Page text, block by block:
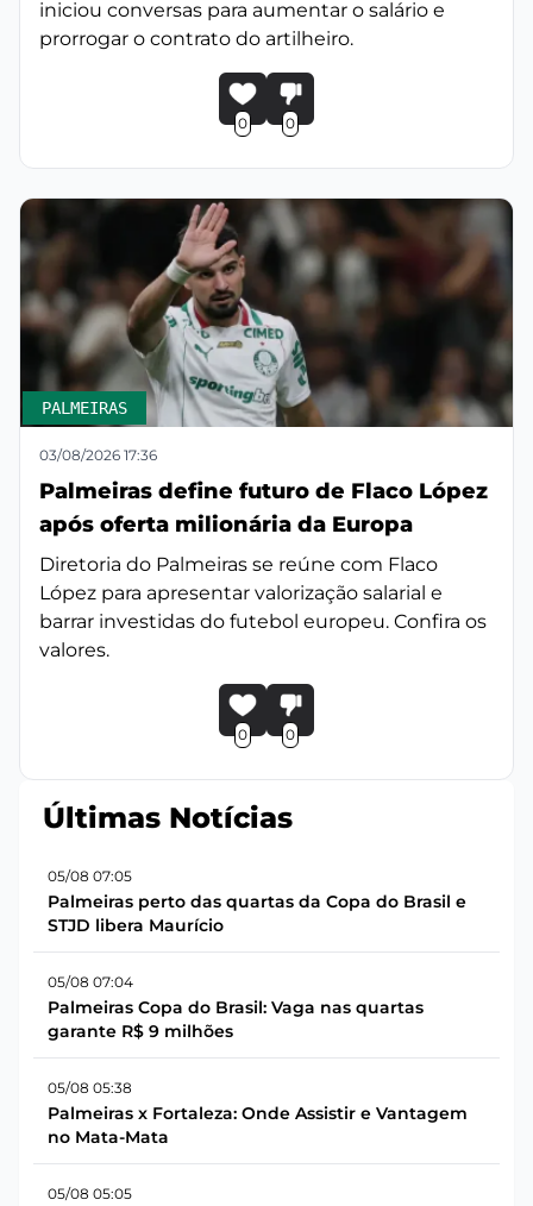
iniciou conversas para aumentar o salário e
prorrogar o contrato do artilheiro.
0 0
PALMEIRAS
03/08/2026 17:36
Palmeiras define futuro de Flaco López
após oferta milionária da Europa
Diretoria do Palmeiras se reúne com Flaco
López para apresentar valorização salarial e
barrar investidas do futebol europeu. Confira os
valores.
0 0
Últimas Notícias
05/08 07:05
Palmeiras perto das quartas da Copa do Brasil e
STJD libera Maurício
05/08 07:04
Palmeiras Copa do Brasil: Vaga nas quartas
garante R$ 9 milhões
05/08 05:38
Palmeiras x Fortaleza: Onde Assistir e Vantagem
no Mata-Mata
05/08 05:05